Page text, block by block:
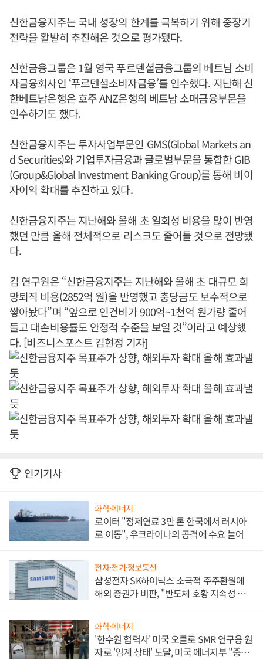
신한금융지주는 국내 성장의 한계를 극복하기 위해 중장기
전략을 활발히 추진해온 것으로 평가됐다.
신한금융그룹은 1월 영국 푸르덴셜금융그룹의 베트남 소비
자금융회사인 ‘푸르덴셜소비자금융’를 인수했다. 지난해 신
한베트남은행은 호주 ANZ은행의 베트남 소매금융부문을
인수하기도 했다.
신한금융지주는 투자사업부문인 GMS(Global Markets an
d Securities)와 기업투자금융과 글로벌부문을 통합한 GIB
(Group&Global Investment Banking Group)를 통해 비이
자이익 확대를 추진하고 있다.
신한금융지주는 지난해와 올해 초 일회성 비용을 많이 반영
했던 만큼 올해 전체적으로 리스크도 줄어들 것으로 전망됐
다.
김 연구원은 “신한금융지주는 지난해와 올해 초 대규모 희
망퇴직 비용(2852억 원)을 반영했고 충당금도 보수적으로
쌓아놨다”며 “앞으로 인건비가 900억~1천억 원가량 줄어
들고 대손비용률도 안정적 수준을 보일 것”이라고 예상했
다. [비즈니스포스트 김현정 기자]
인기기사
화학·에너지
로이터 "정제연료 3만 톤 한국에서 러시아
로 이동", 우크라이나의 공격에 수요 늘어
전자·전기·정보통신
삼성전자 SK하이닉스 소극적 주주환원에
해외 증권가 비판, "반도체 호황 지속성 의
화학·에너지
'한수원 협력사' 미국 오클로 SMR 연구용 원
자로 '임계 상태' 도달, 미국 에너지부 "중요